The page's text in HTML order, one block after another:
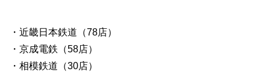
・近畿日本鉄道（78店）
・京成電鉄（58店）
・相模鉄道（30店）